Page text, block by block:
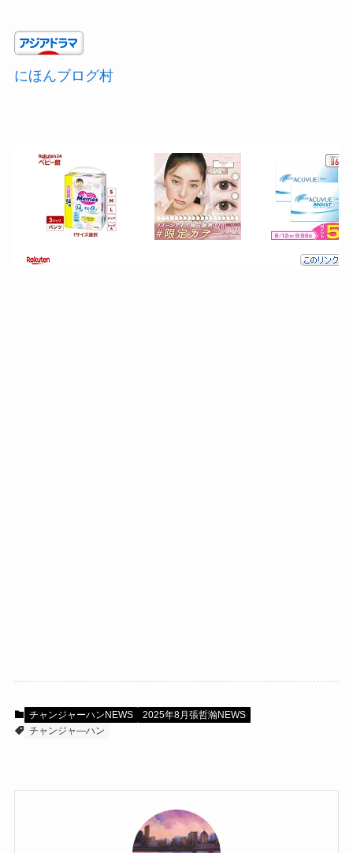
にほんブログ村
チャンジャーハンNEWS
2025年8月張哲瀚NEWS
チャンジャ―ハン